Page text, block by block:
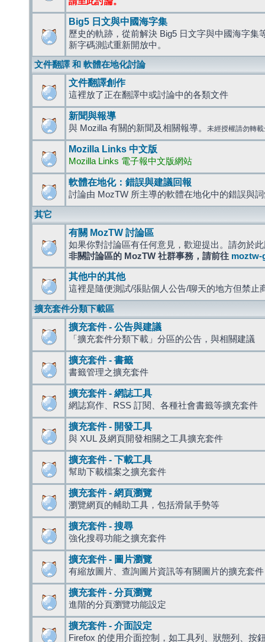
Big5 日文與中國海字集
歷史的軌跡，從前解決 Big5 日文字與中國海字集
新字碼測試重新開放中。
文件翻譯 和 軟體在地化討論
文件翻譯創作
這裡放了正在翻譯中或討論中的各類文件
新聞與報導
與 Mozilla 有關的新聞及相關報導。 未經授權請勿轉
Mozilla Links 中文版
Mozilla Links 電子報中文版網站
軟體在地化：錯誤與建議回報
討論由 MozTW 所主導的軟體在地化中的錯誤與
其它
有關 MozTW 討論區
如果你對討論區有任何意見，歡迎提出。請勿於
非關討論區的 MozTW 社群事務，請前往 moztw-
其他中的其他
這裡是隨便測試/張貼個人公告/聊天的地方但禁止
擴充套件分類下載區
擴充套件 - 公告與建議
「擴充套件分類下載」分區的公告，與相關建議
擴充套件 - 書籤
書籤管理之擴充套件
擴充套件 - 網誌工具
網誌寫作、RSS 訂閱、各種社會書籤等擴充套件
擴充套件 - 開發工具
與 XUL 及網頁開發相關之工具擴充套件
擴充套件 - 下載工具
幫助下載檔案之擴充套件
擴充套件 - 網頁瀏覽
瀏覽網頁的輔助工具，包括滑鼠手勢等
擴充套件 - 搜尋
強化搜尋功能之擴充套件
擴充套件 - 圖片瀏覽
有縮放圖片、查詢圖片資訊等有關圖片的擴充套件
擴充套件 - 分頁瀏覽
進階的分頁瀏覽功能設定
擴充套件 - 介面設定
Firefox 的使用介面控制，如工具列、狀態列、按